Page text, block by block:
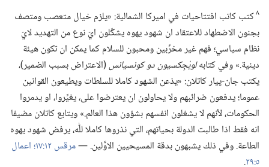
٨كتب كاتب افتتاحيات في اميركا الشمالية:‏ «يلزم خيال متعصب ومتصف
بجنون الاضطهاد للاعتقاد ان شهود يهوه يشكِّلون ايّ نوع من التهديد لايّ
نظام سياسي؛‏ فهم غير مخرِّبين ومحبون للسلام كما يمكن ان تكون هيئة
دينية.‏» وفي كتابهلوبْجِكسيون دو كونسيانس‏(‏الاعتراض بسبب الضمير)‏،‏
يكتب جان-‏پيار كاتلان:‏ «يذعن الشهود كاملا للسلطات ويطيعون القوانين
عموما؛‏ يدفعون ضرائبهم ولا يحاولون ان يعترضوا على،‏ يغيِّروا،‏ او يدمروا
الحكومات،‏ لأنهم لا يشغلون انفسهم بشؤون هذا العالم.‏» ويتابع كاتلان مضيفا
انه فقط اذا طالبت الدولة بحياتهم،‏ التي نذروها كاملا للّٰه،‏ يرفض شهود يهوه
الطاعة.‏ وفي ذلك يشبهون بدقة المسيحيين الاوَّلين.‏ —‏مرقس ١٢:‏١٧؛‏
اعمال
٥:‏٢٩
‏.‏